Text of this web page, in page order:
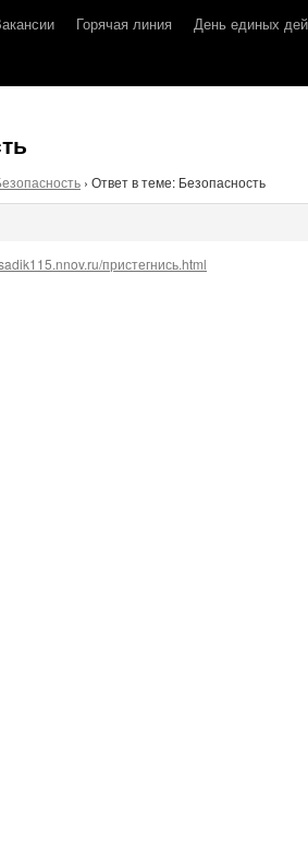
Горячая линия День единых
› Ответ в теме: Безопасность
пристегнись.html